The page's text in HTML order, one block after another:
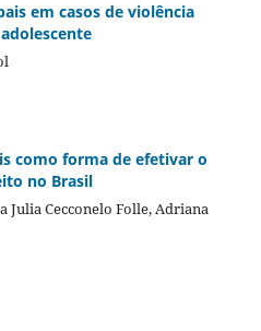
em casos de violência
como forma de efetivar o
no Brasil
Julia Cecconelo Folle, Adriana